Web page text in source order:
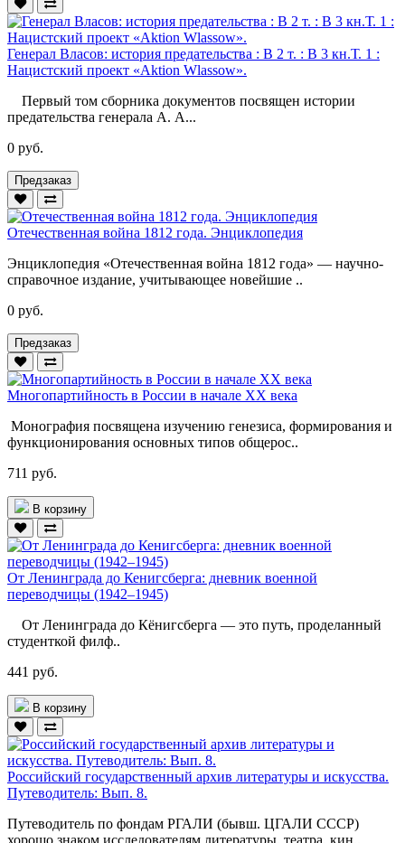
Генерал Власов: история предательства : В 2 т. : В 3 кн.Т. 1 :
Нацистский проект «Aktion Wlassow».
Первый том сборника документов посвящен истории
предательства генерала А. А...
0 руб.
Предзаказ
Отечественная война 1812 года. Энциклопедия
Энциклопедия «Отечественная война 1812 года» — научно-
справочное издание, учитывающее новейшие ..
0 руб.
Предзаказ
Многопартийность в России в начале ХХ века
Монография посвящена изучению генезиса, формирования и
функционирования основных типов общерос..
711 руб.
В корзину
От Ленинграда до Кенигсберга: дневник военной
переводчицы (1942–1945)
От Ленинграда до Кёнигсберга — это путь, проделанный
студенткой филф..
441 руб.
В корзину
Российский государственный архив литературы и искусства.
Путеводитель: Вып. 8.
Путеводитель по фондам РГАЛИ (бывш. ЦГАЛИ СССР)
хорошо знаком исследователям литературы, театра, кин..